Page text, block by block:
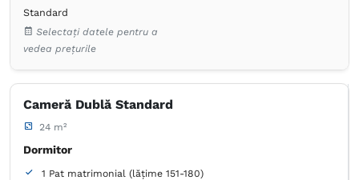
Articole de toaletă gratuite
Lenjerie de pat
Frigider în cameră
Standard
Selectați datele pentru a
vedea prețurile
Cameră Dublă Standard
24 m²
Dormitor
1 Pat matrimonial (lățime 151-180)